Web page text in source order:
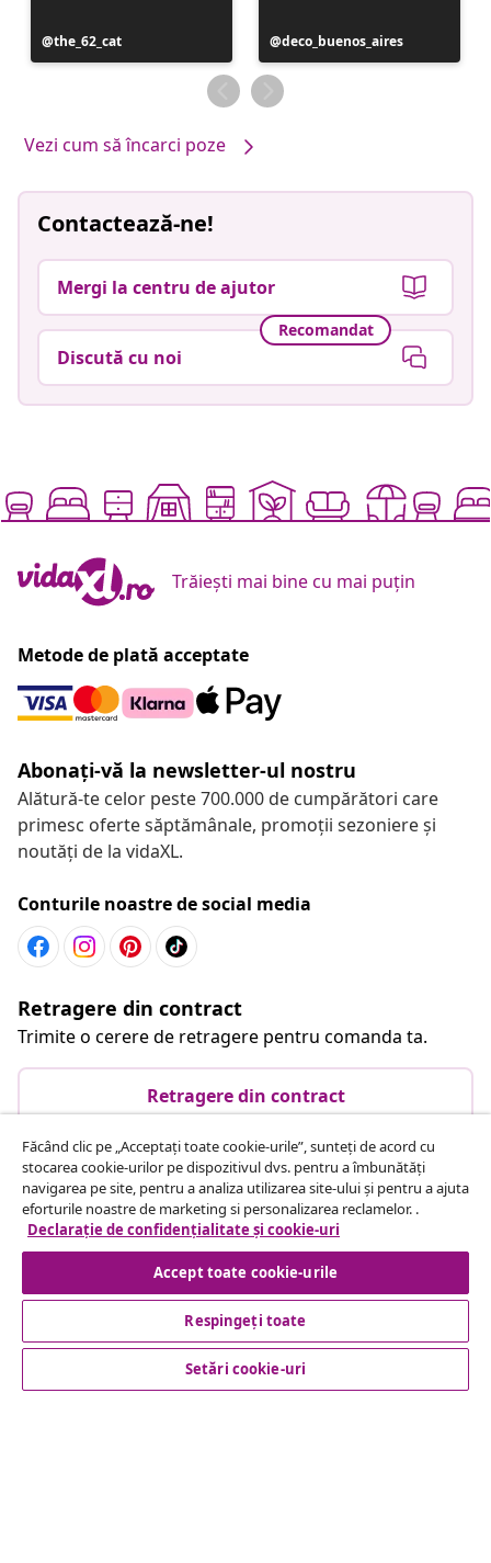
Postare
publicată
the_62_cat
Postare
publicată
de
deco_buenos_aires
Vezi cum să încarci poze
Contactează-ne!
Mergi la centru de ajutor
Recomandat
Discută cu noi
Trăiești mai bine cu mai puțin
Metode de plată acceptate
Abonați-vă la newsletter-ul nostru
Alătură-te celor peste 700.000 de cumpărători care
primesc oferte săptămânale, promoții sezoniere și
noutăți de la vidaXL.
Conturile noastre de social media
Retragere din contract
Trimite o cerere de retragere pentru comanda ta.
Retragere din contract
Serviciu clienți
Business
Descoperă mai multe
Făcând clic pe „Acceptați toate cookie-urile”, sunteți de acord cu
stocarea cookie-urilor pe dispozitivul dvs. pentru a îmbunătăți
navigarea pe site, pentru a analiza utilizarea site-ului și pentru a ajuta
eforturile noastre de marketing si personalizarea reclamelor. .
Declarație de confidențialitate și cookie-uri
Accept toate cookie-urile
Respingeți toate
Setări cookie-uri